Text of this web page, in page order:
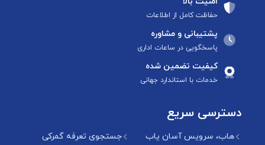
حفاظت کامل از اطلاعات
پشتیبانی و مشاوره
پاسخگویی در ساعات اداری
کیفیت تضمین شده
خدمات با استاندارد جهانی
دسترسی سریع
هاب، سرویس آسان یاب
جستجوی تعرفه گمرکی